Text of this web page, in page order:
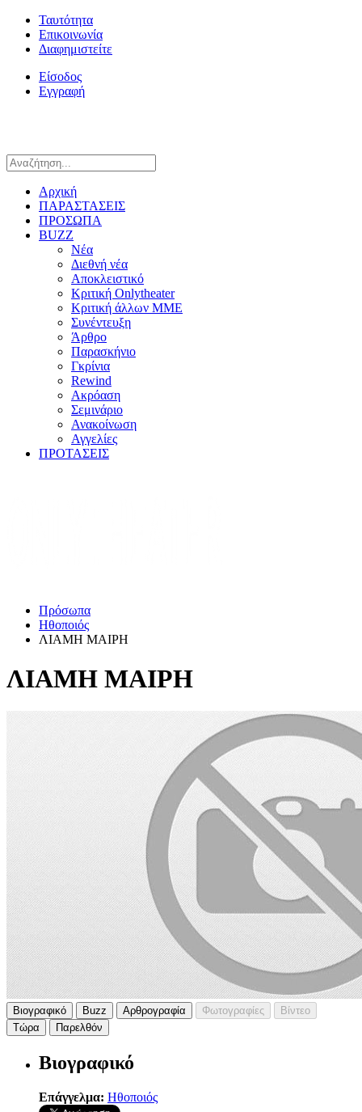
Ταυτότητα
Επικοινωνία
Διαφημιστείτε
Είσοδος
Εγγραφή
Αρχική
ΠΑΡΑΣΤΑΣΕΙΣ
ΠΡΟΣΩΠΑ
BUZZ
Νέα
Διεθνή νέα
Αποκλειστικό
Κριτική Onlytheater
Κριτική άλλων ΜΜΕ
Συνέντευξη
Άρθρο
Παρασκήνιο
Γκρίνια
Rewind
Ακρόαση
Σεμινάριο
Ανακοίνωση
Αγγελίες
ΠΡΟΤΑΣΕΙΣ
Πρόσωπα
Ηθοποιός
ΛΙΑΜΗ ΜΑΙΡΗ
ΛΙΑΜΗ ΜΑΙΡΗ
Βιογραφικό Buzz Αρθρογραφία Φωτογραφίες
Βίντεο
Τώρα
Παρελθόν
Βιογραφικό
Επάγγελμα: Ηθοποιός